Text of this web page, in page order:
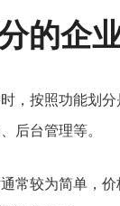
的企
，按照功能划
后台管理等。
常较为简单，